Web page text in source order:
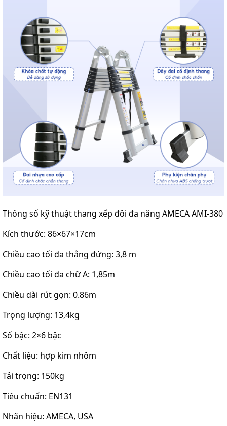
Thông số kỹ thuật thang xếp đôi đa năng AMECA AMI-380
Kích thước: 86×67×17cm
Chiều cao tối đa thẳng đứng: 3,8 m
Chiều cao tối đa chữ A: 1,85m
Chiều dài rút gọn: 0.86m
Trọng lượng: 13,4kg
Số bậc: 2×6 bậc
Chất liệu: hợp kim nhôm
Tải trọng: 150kg
Tiêu chuẩn: EN131
Nhãn hiệu: AMECA, USA